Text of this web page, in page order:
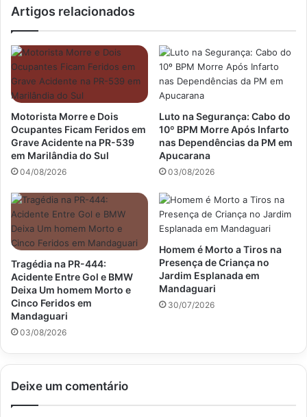
Artigos relacionados
Motorista Morre e Dois
Ocupantes Ficam Feridos em
Grave Acidente na PR-539
em Marilândia do Sul
04/08/2026
Luto na Segurança: Cabo do
10º BPM Morre Após Infarto
nas Dependências da PM em
Apucarana
03/08/2026
Tragédia na PR-444:
Acidente Entre Gol e BMW
Deixa Um homem Morto e
Cinco Feridos em
Mandaguari
03/08/2026
Homem é Morto a Tiros na
Presença de Criança no
Jardim Esplanada em
Mandaguari
30/07/2026
Deixe um comentário